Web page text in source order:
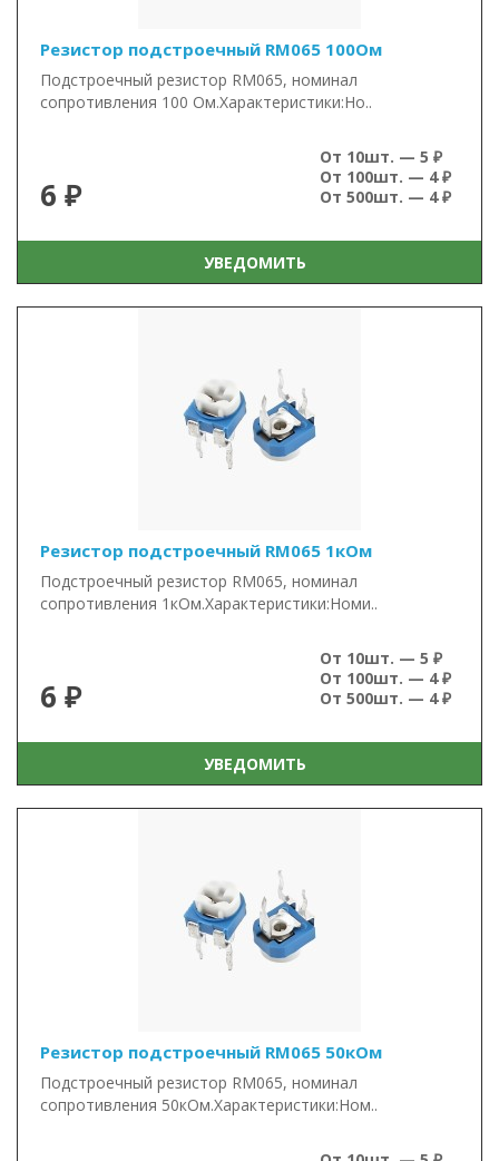
Резистор подстроечный RM065 100Ом
Подстроечный резистор RM065, номинал
сопротивления 100 Ом.Характеристики:Но..
6 ₽
От 10шт. — 5 ₽
От 100шт. — 4 ₽
От 500шт. — 4 ₽
УВЕДОМИТЬ
Резистор подстроечный RM065 1кОм
Подстроечный резистор RM065, номинал
сопротивления 1кОм.Характеристики:Номи..
6 ₽
От 10шт. — 5 ₽
От 100шт. — 4 ₽
От 500шт. — 4 ₽
УВЕДОМИТЬ
Резистор подстроечный RM065 50кОм
Подстроечный резистор RM065, номинал
сопротивления 50кОм.Характеристики:Ном..